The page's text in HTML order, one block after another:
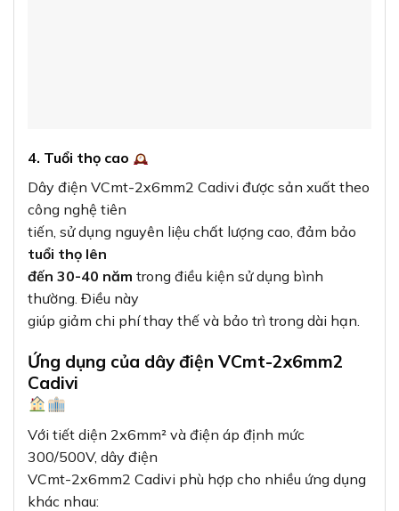
4. Tuổi thọ cao
Dây điện VCmt-2x6mm2 Cadivi được sản xuất theo
công nghệ tiên
tiến, sử dụng nguyên liệu chất lượng cao, đảm bảo
tuổi thọ lên
đến 30-40 năm trong điều kiện sử dụng bình
thường. Điều này
giúp giảm chi phí thay thế và bảo trì trong dài hạn.
Ứng dụng của dây điện VCmt-2x6mm2
Cadivi
Với tiết diện 2x6mm² và điện áp định mức
300/500V, dây điện
VCmt-2x6mm2 Cadivi phù hợp cho nhiều ứng dụng
khác nhau: